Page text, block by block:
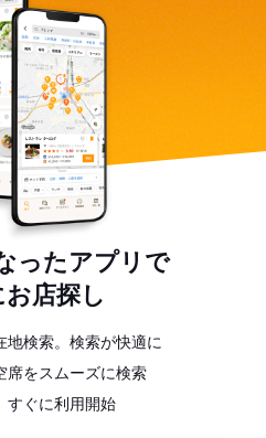
ったアプリで
店探し
地検索。検索が快適に
席をスムーズに検索
すぐに利用開始